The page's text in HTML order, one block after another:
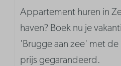
Appartement huren in
haven? Boek nu je
'Brugge aan zee' met
prijs gegarandeerd.